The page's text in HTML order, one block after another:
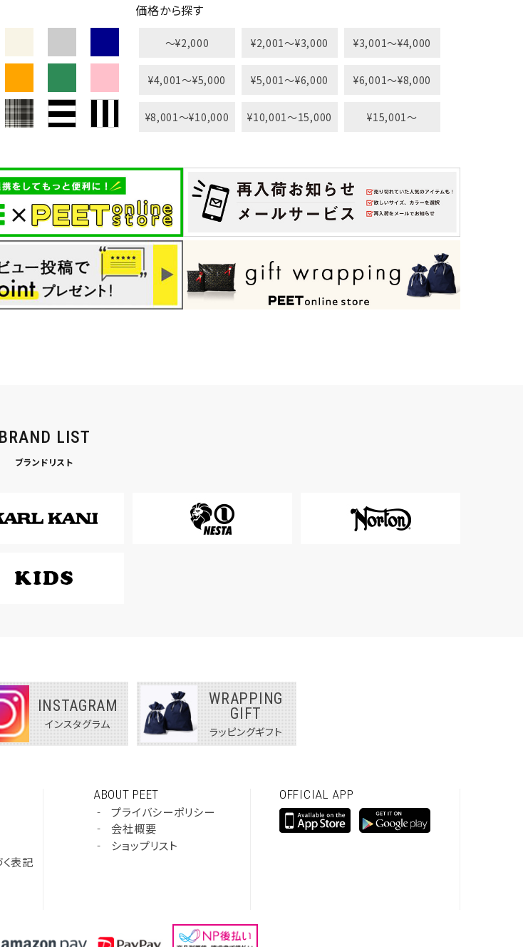
価格から探す
〜¥2,000 ¥2,001〜¥3,000 ¥3,001〜¥4,000
¥4,001〜¥5,000 ¥5,001〜¥6,000 ¥6,001〜¥8,000
¥8,001〜¥10,000 ¥10,001〜15,000 ¥15,001〜
BRAND LIST
ブランドリスト
INSTAGRAM
インスタグラム
WRAPPING
GIFT
ラッピングギフト
表記
ABOUT PEET
‐
プライバシーポリシー
‐
会社概要
‐
ショップリスト
OFFICIAL APP